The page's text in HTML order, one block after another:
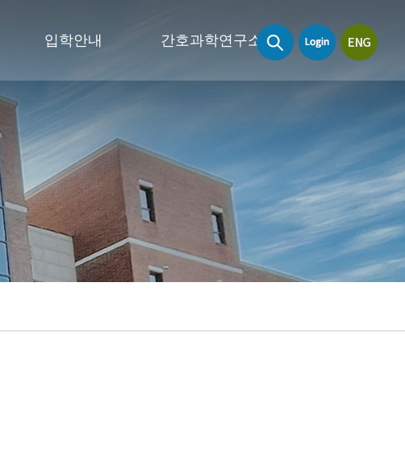
입학안내 간호과학연구소